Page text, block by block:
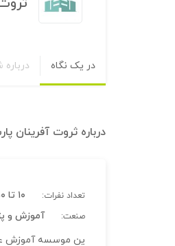
در یک نگاه
درباره ثروت آفرینان
تعداد نفرات: ۱۰ تا ۵۰ نفر
صنعت:
آموزش و